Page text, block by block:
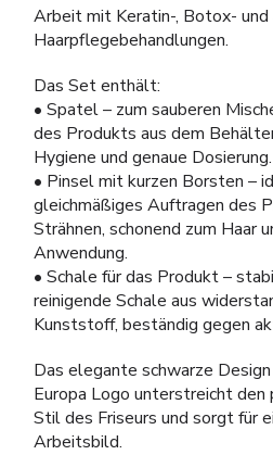
Arbeit mit Keratin-, Botox- und
Haarpflegebehandlungen.
Das Set enthält:
• Spatel – zum sauberen
des Produkts aus dem
Hygiene und genaue Dosierung.
• Pinsel mit kurzen Borsten –
gleichmäßiges Auftragen des
Strähnen, schonend zum Haar
Anwendung.
• Schale für das Produkt –
reinigende Schale aus
Kunststoff, beständig gegen
Das elegante schwarze
Europa Logo unterstreicht den
Stil des Friseurs und sorgt für
Arbeitsbild.